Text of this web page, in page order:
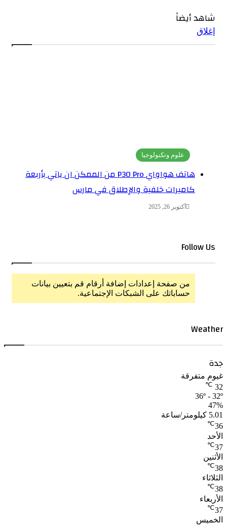
شاهد أيضاً
إغلاق
علوم وتكنولوجيا
هاتف هواواي P30 Pro من الممكن ان ياتي بأربعة
كاميرات خلفية والإطلاق في مارس
أكتوبر 26, 2025
Follow Us
من صفحة إعدادات إضافة أرقام قم بتعيين بيانات
حساباتك على الشبكات الإجتماعية.
Weather
جدة
غيوم متفرقة
32
℃
36º - 32º
47%
5.01 كيلومتر/ساعة
36
℃
الأحد
37
℃
الأثنين
38
℃
الثلاثاء
38
℃
الأربعاء
37
℃
الخميس